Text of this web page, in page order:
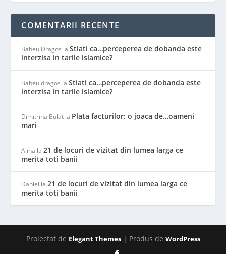
COMENTARII RECENTE
Babeu Dragos laStiati ca…perceperea de dobanda este
interzisa in tarile islamice?
Babeu dragos laStiati ca…perceperea de dobanda este
interzisa in tarile islamice?
Dimitrina Bulat la Plata facturilor: o joaca de…oameni
mari
Alina la21 de locuri de vizitat din lumea larga ce
merita toti banii
Daniel la21 de locuri de vizitat din lumea larga ce
merita toti banii
Proiectat de Elegant Themes| Produs de WordPress